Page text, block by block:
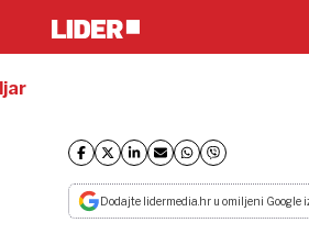
Dodajte lidermedia.hr u omiljeni Google